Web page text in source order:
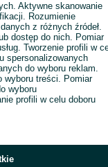
Aktywne skanowanie
Rozumienie
z różnych źródeł.
dostęp do nich. Pomiar
Tworzenie profili w
spersonalizowanych
do wyboru reklam.
wyboru treści. Pomiar
wyboru
profili w celu doboru